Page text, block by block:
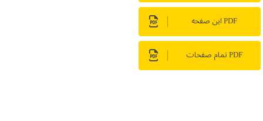
PDF این صفحه
PDF تمام صفحات